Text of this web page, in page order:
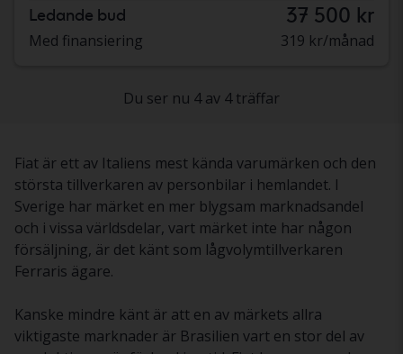
Ledande bud 37 500 kr
Med finansiering 319 kr/månad
Du ser nu 4 av 4 träffar
Fiat är ett av Italiens mest kända varumärken och den
största tillverkaren av personbilar i hemlandet. I
Sverige har märket en mer blygsam marknadsandel
och i vissa världsdelar, vart märket inte har någon
försäljning, är det känt som lågvolymtillverkaren
Ferraris ägare.
Kanske mindre känt är att en av märkets allra
viktigaste marknader är Brasilien vart en stor del av